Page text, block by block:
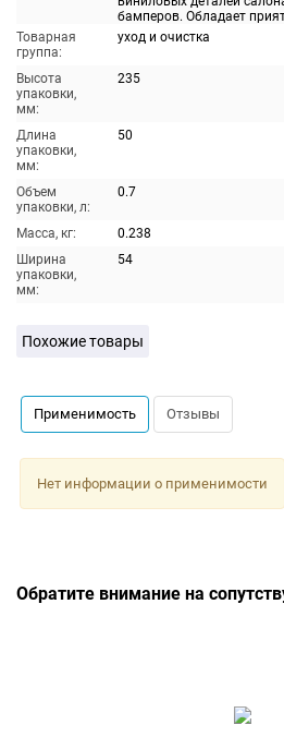
бамперов. Обладает
Товарная
группа:
уход и очистка
Высота
упаковки,
мм:
235
Длина
упаковки,
мм:
50
Объем
упаковки, л:
0.7
Масса, кг:
0.238
Ширина
упаковки,
мм:
54
Похожие товары
Применимость Отзывы
Нет информации о применимости
Обратите внимание на